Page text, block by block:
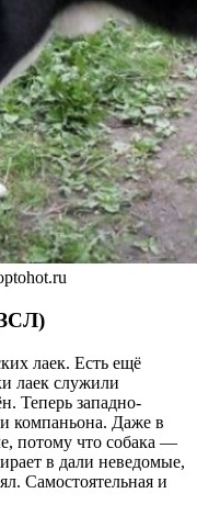
лаек. Есть ещё
лаек служили
Теперь западно-
компаньона. Даже в
потому что собака —
в дали неведомые,
Самостоятельная и